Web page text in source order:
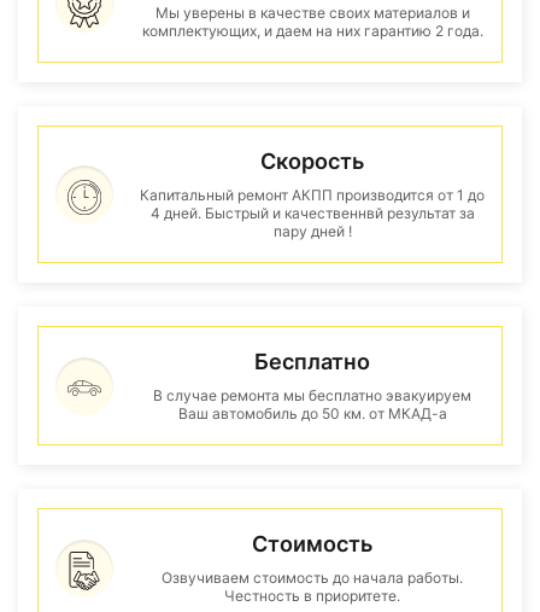
Мы уверены в качестве своих материалов и
комплектующих, и даем на них гарантию 2 года.
Скорость
Капитальный ремонт АКПП производится от 1 до
4 дней. Быстрый и качественнвй результат за
пару дней !
Бесплатно
В случае ремонта мы бесплатно эвакуируем
Ваш автомобиль до 50 км. от МКАД-а
Стоимость
Озвучиваем стоимость до начала работы.
Честность в приоритете.